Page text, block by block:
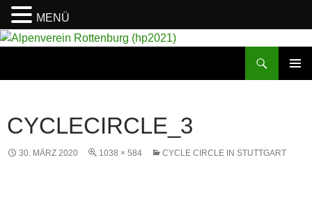
CYCLECIRCLE_3
30. MÄRZ 2020 1038 × 584 CYCLE CIRCLE IN STUTTGART
MENÜ